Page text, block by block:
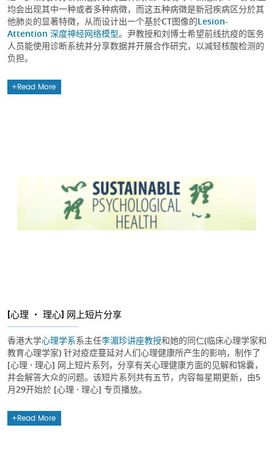
均会出现其中一种或者多种病徵，而这五种病徵是新冠疾病区分於其
他肺炎的显著特徵，从而设计出一个基於CT图像的Lesion-
Attention 深度神经网络模型。尹教授和刘博士希望前线抗疫的医务
人员能使用诊断系统并分享数据并开展合作研究，以减轻核酸检测的
负担。
Read More
[心理 ・ 理心] 网上短片分享
香港大学心理学系系主任李湄珍讲座教授和她的同仁(临床心理学家和
教育心理学家) 针对疫症蔓延对人们心理健康所产生的影响，制作了
[心理 · 理心] 网上短片系列，分享有关心理健康方面的见解和锦囊，
并会解答大众的问题。该短片系列共有五节，内容每星期更新，由5
月29开始於 [心理 · 理心] 专页播放。
Read More